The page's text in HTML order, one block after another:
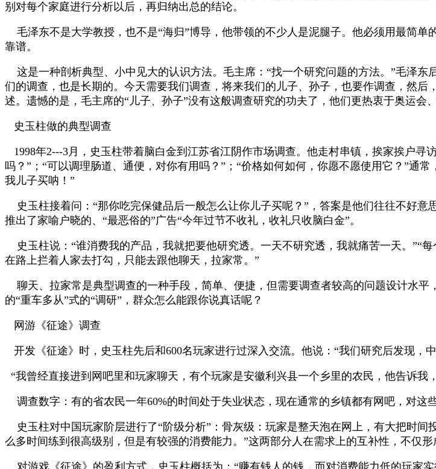
别对每个家庭进行分析以后，再归纳出总的结论。
毛泽东不是大学教授，也不是“海归”博导，他带领的不少人是泥腿子。他必须用最简
靠谱。
这是一种剖析典型、小中见大的认识方法。毛主席： “找一个研究问题的方法。 ”毛泽东
们的调查，也是长期的。今天需要我们调查，将来我们的儿子、孙子，也要作调查，然后
述。遗憾的是，毛主席的“儿子、孙子”没有这般调查研究的功夫了，他们更热衷于奥运会
史玉柱做的典型调查
1998年2---3月，史玉柱带着脑白金到江苏省江阴作市场调查。他走村串镇，挨家挨户寻
吗？ ” ； “可以调理肠道、通便，对你有用吗？ ” ； “价格如何如何，你愿不愿使用它？ ”通常
我儿子买呐！ ”
史玉柱接着问： “那你吃完保健品后一般怎么让你儿子买呢？ ” ，答案是他们往往不好
推出了家喻户晓的、 “最恶俗的”广告“今年过节不收礼，收礼只收脑白金”。
史玉柱说： “谁消费我的产品，我就把要他研究透。一天不研究透，我就痛苦一天。 ”“每
在路上拦着人家去打勾，只能去跟他聊天，拉家常。 ”
聊天、拉家常是典型调查的一种手段，简单、便捷，但需要调查者较高的问题设计水
的“重车多从”式的“调研”，群众怎么能跟你说真话呢？
网游《征途》调查
开发《征途》时，史玉柱先后和600名玩家进行过深入交流。他说： “我们研究后发现，
“我曾经直接进到网吧里和玩家聊天，有个玩家是安徽利兴县一个乡里的农民，他告诉我
调查数字：有的省农民一年60%的时间处于失业状态，现在通常的乡镇都有网吧，对这
史玉柱对中国玩家阶层进行了“阶级分析”：骨灰级：玩家是整天泡在网上，有大把时间
么多时间练到很高级别，但是有较强的消费能力。 ”这两部分人在需求上的互补性，不仅形